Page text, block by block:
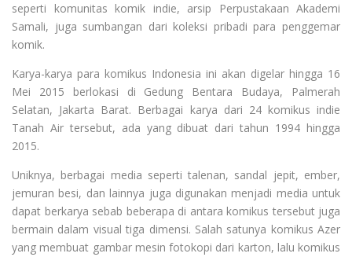
seperti komunitas komik indie, arsip Perpustakaan Akademi
Samali, juga sumbangan dari koleksi pribadi para penggemar
komik.
Karya-karya para komikus Indonesia ini akan digelar hingga 16
Mei 2015 berlokasi di Gedung Bentara Budaya, Palmerah
Selatan, Jakarta Barat. Berbagai karya dari 24 komikus indie
Tanah Air tersebut, ada yang dibuat dari tahun 1994 hingga
2015.
Uniknya, berbagai media seperti talenan, sandal jepit, ember,
jemuran besi, dan lainnya juga digunakan menjadi media untuk
dapat berkarya sebab beberapa di antara komikus tersebut juga
bermain dalam visual tiga dimensi. Salah satunya komikus Azer
yang membuat gambar mesin fotokopi dari karton, lalu komikus